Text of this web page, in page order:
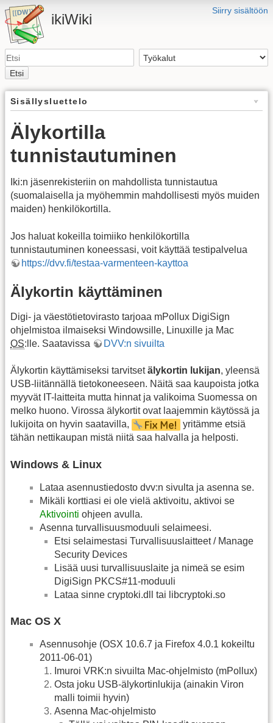
Siirry sisältöön
ikiWiki
Etsi
Sisällysluettelo
Älykortilla
tunnistautuminen
Iki:n jäsenrekisteriin on mahdollista tunnistautua
(suomalaisella ja myöhemmin mahdollisesti myös muiden
maiden) henkilökortilla.
Jos haluat kokeilla toimiiko henkilökortilla
tunnistautuminen koneessasi, voit käyttää testipalvelua
https://dvv.fi/testaa-varmenteen-kayttoa
Älykortin käyttäminen
Digi- ja väestötietovirasto tarjoaa mPollux DigiSign
ohjelmistoa ilmaiseksi Windowsille, Linuxille ja Mac
OS:lle. Saatavissa DVV:n sivuilta
Älykortin käyttämiseksi tarvitsetälykortin lukijan, yleensä
USB-liitännällä tietokoneeseen. Näitä saa kaupoista jotka
myyvät IT-laitteita mutta hinnat ja valikoima Suomessa on
melko huono. Virossa älykortit ovat laajemmin käytössä ja
lukijoita on hyvin saatavilla,
yritämme etsiä
tähän nettikaupan mistä niitä saa halvalla ja helposti.
Windows & Linux
Lataa asennustiedosto dvv:n sivulta ja asenna se.
Mikäli korttiasi ei ole vielä aktivoitu, aktivoi se
Aktivointi ohjeen avulla.
Asenna turvallisuusmoduuli selaimeesi.
Etsi selaimestasi Turvallisuuslaitteet / Manage
Security Devices
Lisää uusi turvallisuuslaite ja nimeä se esim
DigiSign PKCS#11-moduuli
Lataa sinne cryptoki.dll tai libcryptoki.so
Mac OS X
Asennusohje (OSX 10.6.7 ja Firefox 4.0.1 kokeiltu
2011-06-01)
Imuroi VRK:n sivuilta Mac-ohjelmisto (mPollux)
Osta joku USB-älykortinlukija (ainakin Viron
malli toimii hyvin)
Asenna Mac-ohjelmisto